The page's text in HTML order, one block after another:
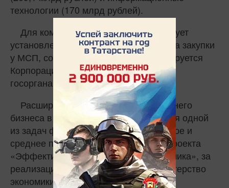
технологии (170 млрд рублей).
Для компаний с госучастием действует
установленная 25-процентная квота на закупки
у МСП, соблюдение которой контролируется
Корпорацией МСП и региональными
госорганами.
Расширение участия малого и среднего
бизнеса в закупках по 223-ФЗ является одной
из задач федерального проекта «Малое и
среднее предпринимательство» нацпроекта
«Эффективная и конкурентная экономика», за
реализацию которого отвечает Министерство
экономики Республики Татарстан.